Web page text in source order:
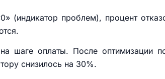
(индикатор проблем), процент
шаге оплаты. После оптимизации
снизилось на 30%.